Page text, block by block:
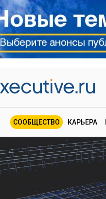
СООБЩЕСТВО КАРЬЕРА